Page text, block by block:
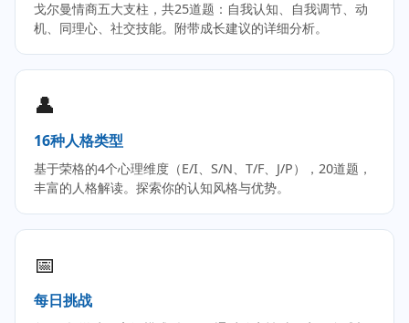
戈尔曼情商五大支柱，共25道题：自我认知、自我调节、动
机、同理心、社交技能。附带成长建议的详细分析。
👤
16种人格类型
基于荣格的4个心理维度（E/I、S/N、T/F、J/P），20道题，
丰富的人格解读。探索你的认知风格与优势。
📅
每日挑战